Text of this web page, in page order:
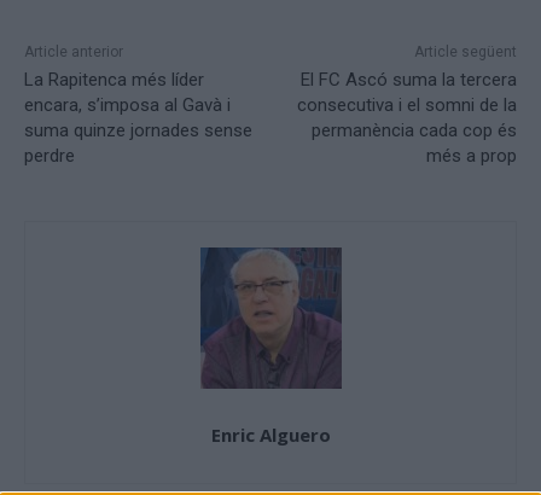
Article anterior
La Rapitenca més líder
encara, s’imposa al Gavà i
suma quinze jornades sense
perdre
Article següent
El FC Ascó suma la tercera
consecutiva i el somni de la
permanència cada cop és
més a prop
Enric Alguero